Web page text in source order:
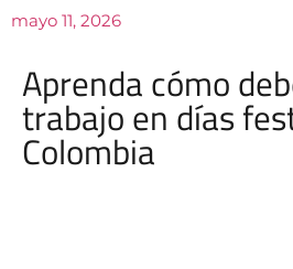
mayo 11, 2026
Aprenda cómo
trabajo en días
Colombia